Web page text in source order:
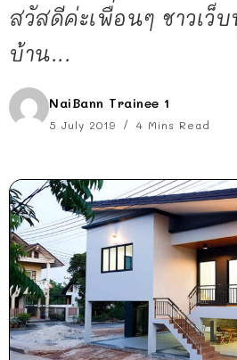
สวัสดีค่ะเพื่อนๆ ชาวเ
บ้าน...
NaiBann Trainee 1
5 July 2019 4 Mins Read